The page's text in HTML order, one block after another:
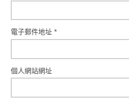
電子郵件地址*
個人網站網址